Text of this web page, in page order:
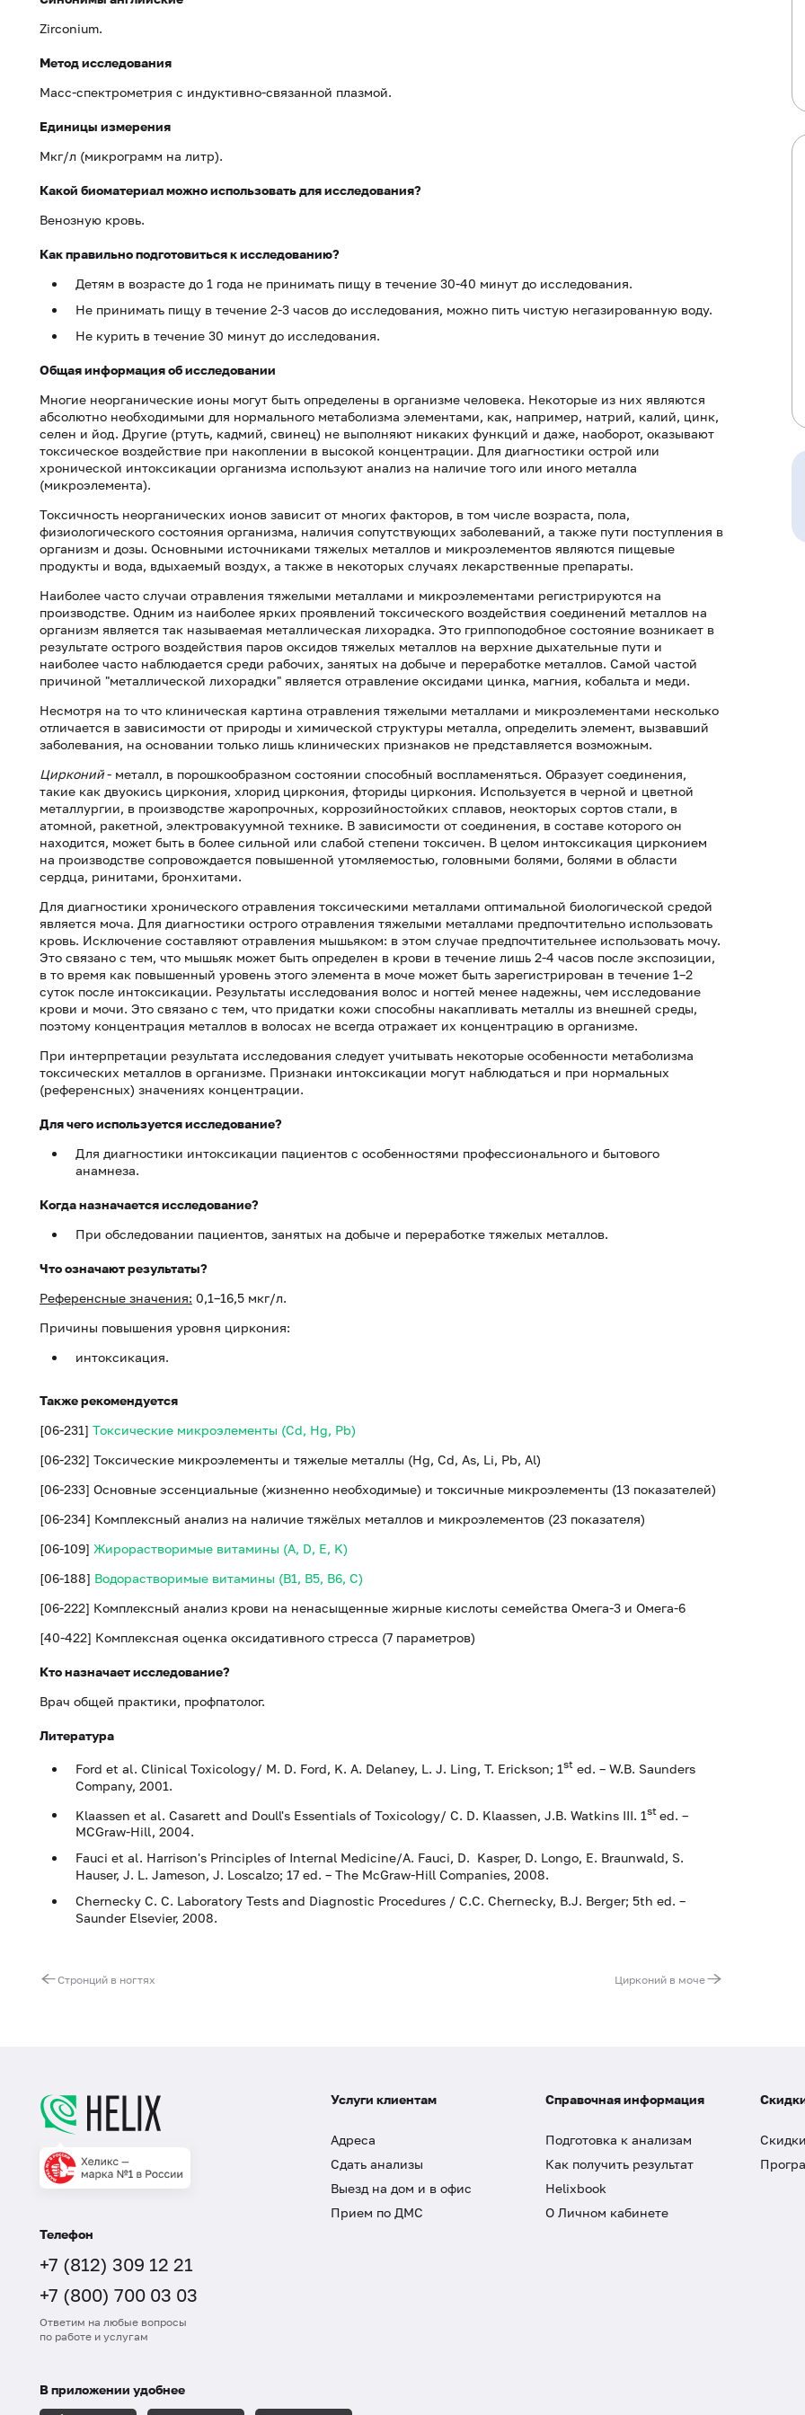
Zirconium.
Метод исследования
Масс-спектрометрия с индуктивно-связанной плазмой.
Единицы измерения
Мкг/л (микрограмм на литр).
Какой биоматериал можно использовать для исследования?
Венозную кровь.
Как правильно подготовиться к исследованию?
Детям в возрасте до 1 года не принимать пищу в течение 30-40 минут до исследования.
Не принимать пищу в течение 2-3 часов до исследования, можно пить чистую негазированную воду.
Не курить в течение 30 минут до исследования.
Общая информация об исследовании
Многие неорганические ионы могут быть определены в организме человека. Некоторые из них являются
абсолютно необходимыми для нормального метаболизма элементами, как, например, натрий, калий, цинк,
селен и йод. Другие (ртуть, кадмий, свинец) не выполняют никаких функций и даже, наоборот, оказывают
токсическое воздействие при накоплении в высокой концентрации. Для диагностики острой или
хронической интоксикации организма используют анализ на наличие того или иного металла
(микроэлемента).
Токсичность неорганических ионов зависит от многих факторов, в том числе возраста, пола,
физиологического состояния организма, наличия сопутствующих заболеваний, а также пути поступления в
организм и дозы. Основными источниками тяжелых металлов и микроэлементов являются пищевые
продукты и вода, вдыхаемый воздух, а также в некоторых случаях лекарственные препараты.
Наиболее часто случаи отравления тяжелыми металлами и микроэлементами регистрируются на
производстве. Одним из наиболее ярких проявлений токсического воздействия соединений металлов на
организм является так называемая металлическая лихорадка. Это гриппоподобное состояние возникает в
результате острого воздействия паров оксидов тяжелых металлов на верхние дыхательные пути и
наиболее часто наблюдается среди рабочих, занятых на добыче и переработке металлов. Самой частой
причиной "металлической лихорадки" является отравление оксидами цинка, магния, кобальта и меди.
Несмотря на то что клиническая картина отравления тяжелыми металлами и микроэлементами несколько
отличается в зависимости от природы и химической структуры металла, определить элемент, вызвавший
заболевания, на основании только лишь клинических признаков не представляется возможным.
Цирконий- металл, в порошкообразном состоянии способный воспламеняться. Образует соединения,
такие как двуокись циркония, хлорид циркония, фториды циркония. Используется в черной и цветной
металлургии, в производстве жаропрочных, коррозийностойких сплавов, неокторых сортов стали, в
атомной, ракетной, электровакуумной технике. В зависимости от соединения, в составе которого он
находится, может быть в более сильной или слабой степени токсичен. В целом интоксикация цирконием
на производстве сопровождается повышенной утомляемостью, головными болями, болями в области
сердца, ринитами, бронхитами.
Для диагностики хронического отравления токсическими металлами оптимальной биологической средой
является моча. Для диагностики острого отравления тяжелыми металлами предпочтительно использовать
кровь. Исключение составляют отравления мышьяком: в этом случае предпочтительнее использовать мочу.
Это связано с тем, что мышьяк может быть определен в крови в течение лишь 2-4 часов после экспозиции,
в то время как повышенный уровень этого элемента в моче может быть зарегистрирован в течение 1–2
суток после интоксикации. Результаты исследования волос и ногтей менее надежны, чем исследование
крови и мочи. Это связано с тем, что придатки кожи способны накапливать металлы из внешней среды,
поэтому концентрация металлов в волосах не всегда отражает их концентрацию в организме.
При интерпретации результата исследования следует учитывать некоторые особенности метаболизма
токсических металлов в организме. Признаки интоксикации могут наблюдаться и при нормальных
(референсных) значениях концентрации.
Для чего используется исследование?
Для диагностики интоксикации пациентов с особенностями профессионального и бытового
анамнеза.
Когда назначается исследование?
При обследовании пациентов, занятых на добыче и переработке тяжелых металлов.
Что означают результаты?
Референсные значения: 0,1–16,5 мкг/л.
Причины повышения уровня циркония:
интоксикация.
Также рекомендуется
[06-231] Токсические микроэлементы (Cd, Hg, Pb)
[06-232] Токсические микроэлементы и тяжелые металлы (Hg, Cd, As, Li, Pb, Al)
[06-233] Основные эссенциальные (жизненно необходимые) и токсичные микроэлементы (13 показателей)
[06-234] Комплексный анализ на наличие тяжёлых металлов и микроэлементов (23 показателя)
[06-109] Жирорастворимые витамины (A, D, E, K)
[06-188] Водорастворимые витамины (B1, B5, B6, С)
[06-222] Комплексный анализ крови на ненасыщенные жирные кислоты семейства Омега-3 и Омега-6
[40-422] Комплексная оценка оксидативного стресса (7 параметров)
Кто назначает исследование?
Врач общей практики, профпатолог.
Литература
Ford et al. Clinical Toxicology/ M. D. Ford, K. A. Delaney, L. J. Ling, T. Erickson; 1st ed. – W.B. Saunders
Company, 2001.
Klaassen et al. Casarett and Doull's Essentials of Toxicology/ C. D. Klaassen, J.B. Watkins III. 1st ed. –
MCGraw-Hill, 2004.
Fauci et al. Harrison's Principles of Internal Medicine/A. Fauci, D. Kasper, D. Longo, E. Braunwald, S.
Hauser, J. L. Jameson, J. Loscalzo; 17 ed. – The McGraw-Hill Companies, 2008.
Chernecky C. C. Laboratory Tests and Diagnostic Procedures / С.С. Chernecky, В.J. Berger; 5th ed. –
Saunder Elsevier, 2008.
Стронций в ногтях Цирконий в моче
Телефон
+7 (812) 309 12 21
+7 (800) 700 03 03
Ответим на любые вопросы
по работе и услугам
Услуги клиентам
Адреса
Сдать анализы
Выезд на дом и в офис
Прием по ДМС
Справочная информация
Подготовка к анализам
Как получить результат
Helixbook
О Личном кабинете
В приложении удобнее